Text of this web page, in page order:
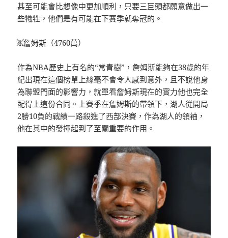
甚至可能會比想像中更加順利，只要三巨頭都願意做出一
些犧牲，他們是有可能在下賽季就奪冠的。
4.詹姆斯（4760萬）
作為NBA歷史上有名的“常青樹”，詹姆斯能夠在38歲的年
紀出現在這個榜單上絲毫不會令人感到意外，且不說他身
為聯盟門面的影響力，就單看詹姆斯現在的實力他也完全
配得上這份合同。上賽季在詹姆斯的帶領下，湖人從開局
2勝10負的戰績一路殺進了西部決賽，作為湖人的領袖，
他在其中的發揮起到了至關重要的作用。
×